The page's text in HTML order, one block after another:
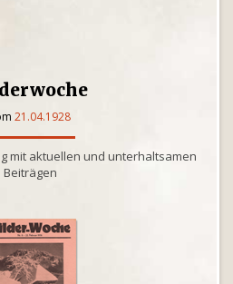
21.04.1928
mit aktuellen und unterhaltsamen
Beiträgen